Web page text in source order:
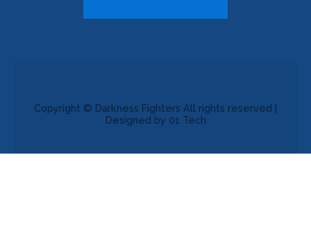
Copyright © Darkness Fighters All rights reserved |
Designed by 01 Tech